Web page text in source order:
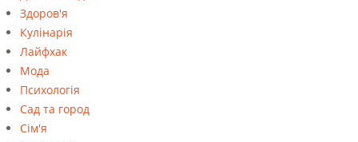
Здоров'я
Кулінарія
Лайфхак
Мода
Психологія
Сад та город
Сім'я